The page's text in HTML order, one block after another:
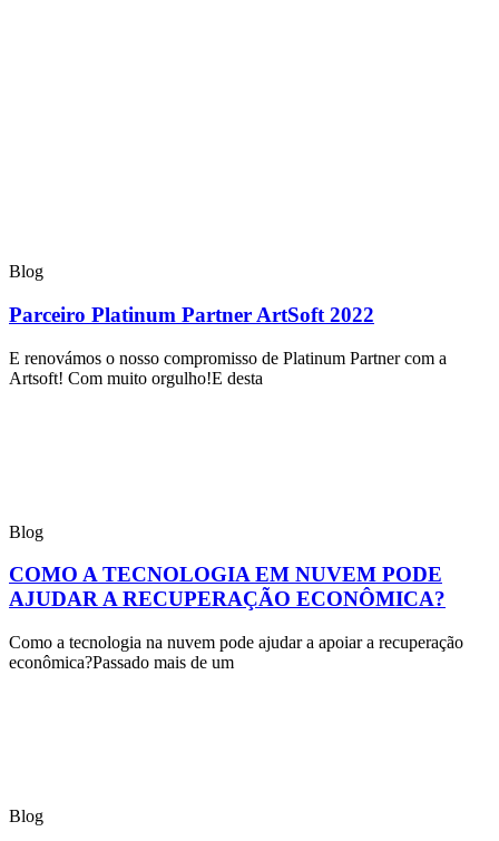
Blog
Parceiro Platinum Partner ArtSoft 2022
E renovámos o nosso compromisso de Platinum Partner com a
Artsoft! Com muito orgulho!E desta
Blog
COMO A TECNOLOGIA EM NUVEM PODE
AJUDAR A RECUPERAÇÃO ECONÔMICA?
Como a tecnologia na nuvem pode ajudar a apoiar a recuperação
econômica?Passado mais de um
Blog